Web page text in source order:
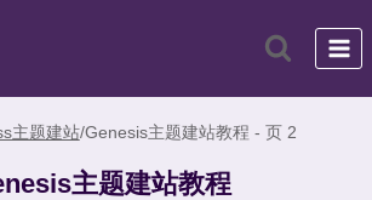
主题建站/Genesis主题建站教程 - 页 2
主题建站教程